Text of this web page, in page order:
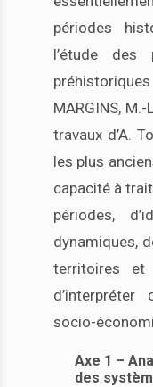
périodes
l’étude des
MARGINS,
travaux d’A.
les plus
capacité à
périodes,
dynamiques,
territoires
socio-
Axe 1 –
des